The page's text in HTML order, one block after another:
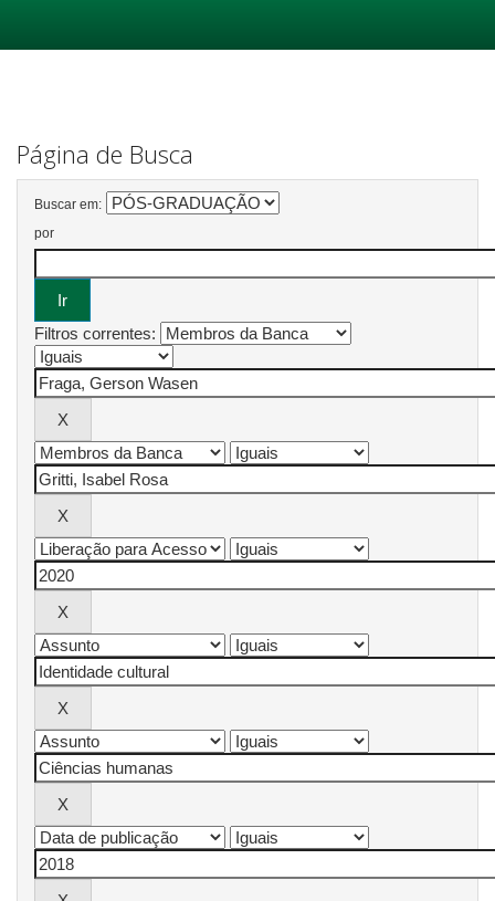
Página de Busca
Buscar em:
por
Filtros correntes: